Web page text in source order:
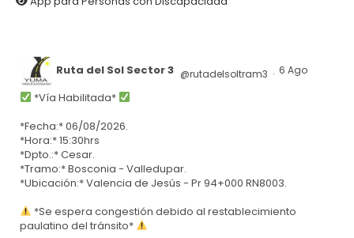
Ruta del Sol Sector 3 @rutadelsoltram3 · 6 Ago
*Vía Habilitada*
*Fecha:* 06/08/2026.
*Hora:* 15:30hrs
*Dpto.:* Cesar.
*Tramo:* Bosconia - Valledupar.
*Ubicación:* Valencia de Jesús - Pr 94+000 RN8003.
*Se espera congestión debido al restablecimiento
paulatino del tránsito*